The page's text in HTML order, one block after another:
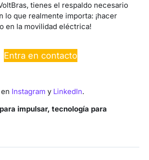
tienes el respaldo necesario
lo que realmente importa: ¡hacer
en la movilidad eléctrica!
Entra en contacto
Instagram y LinkedIn.
impulsar, tecnología para